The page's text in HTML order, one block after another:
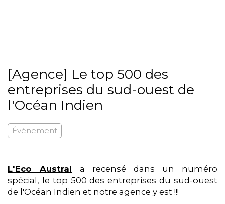
[Agence] Le top 500 des
entreprises du sud-ouest de
l'Océan Indien
Événement
L'Eco Austral
a recensé dans un numéro
spécial, le top 500 des entreprises du sud-ouest
de l'Océan Indien et notre agence y est !!!